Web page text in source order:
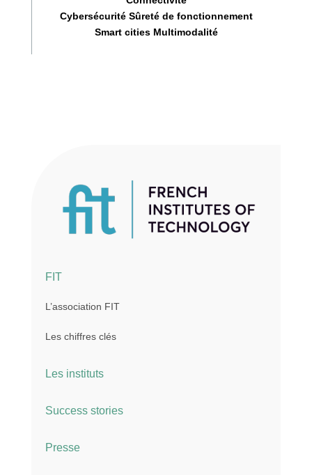
Cybersécurité Sûreté de fonctionnement
Smart cities Multimodalité
FIT
L’association FIT
Les chiffres clés
Les instituts
Success stories
Presse